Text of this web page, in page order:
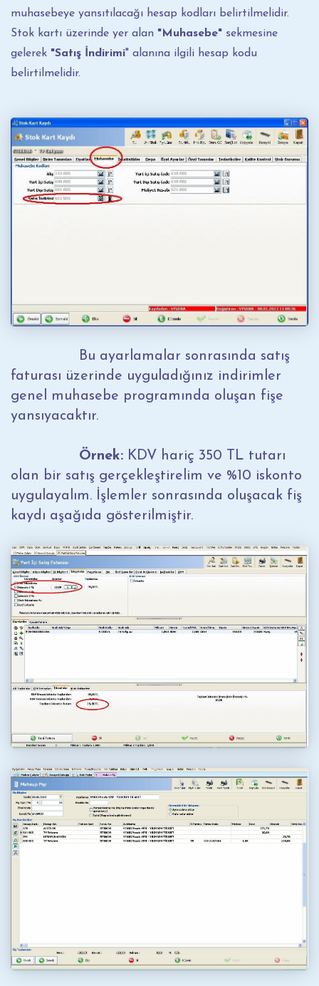
muhasebeye yansıtılacağı hesap kodları belirtilmelidir.
Stok kartı üzerinde yer alan "Muhasebe" sekmesine
gelerek "Satış İndirimi" alanına ilgili hesap kodu
belirtilmelidir.
Bu ayarlamalar sonrasında satış
faturası üzerinde uyguladığınız indirimler
genel muhasebe programında oluşan fişe
yansıyacaktır.
Örnek: KDV hariç 350 TL tutarı
olan bir satış gerçekleştirelim ve %10 iskonto
uygulayalım. İşlemler sonrasında oluşacak fiş
kaydı aşağıda gösterilmiştir.